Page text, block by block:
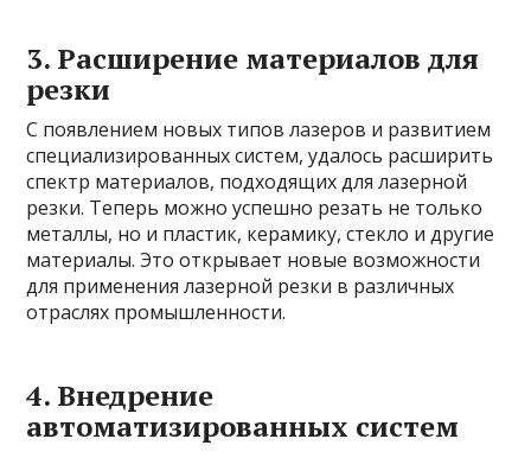
3. Расширение материалов для
резки
С появлением новых типов лазеров и развитием
специализированных систем, удалось расширить
спектр материалов, подходящих для лазерной
резки. Теперь можно успешно резать не только
металлы, но и пластик, керамику, стекло и другие
материалы. Это открывает новые возможности
для применения лазерной резки в различных
отраслях промышленности.
4. Внедрение
автоматизированных систем